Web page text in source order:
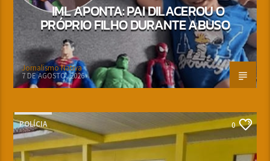
IML APONTA: PAI DILACEROU O
PRÓPRIO FILHO DURANTE ABUSO
Jornalismo Nativa
7 DE AGOSTO, 2026
POLÍCIA 0